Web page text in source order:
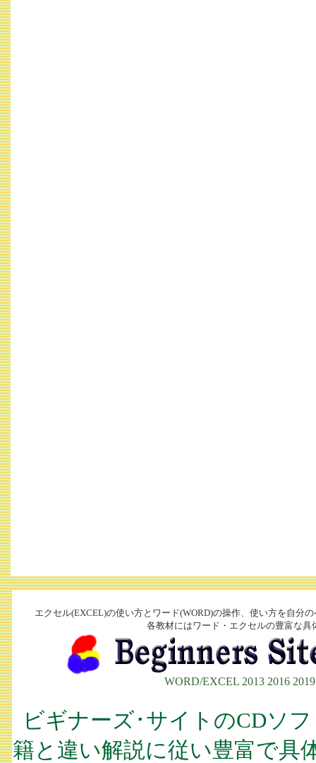
エクセル(EXCEL)の使い方とワード(WORD)の操作、使い方を自分
各教材にはワード・エクセルの豊富な具
WORD/EXCEL 2013 2016
ビギナーズ･サイトのCDソ
籍と違い解説に従い豊富で具